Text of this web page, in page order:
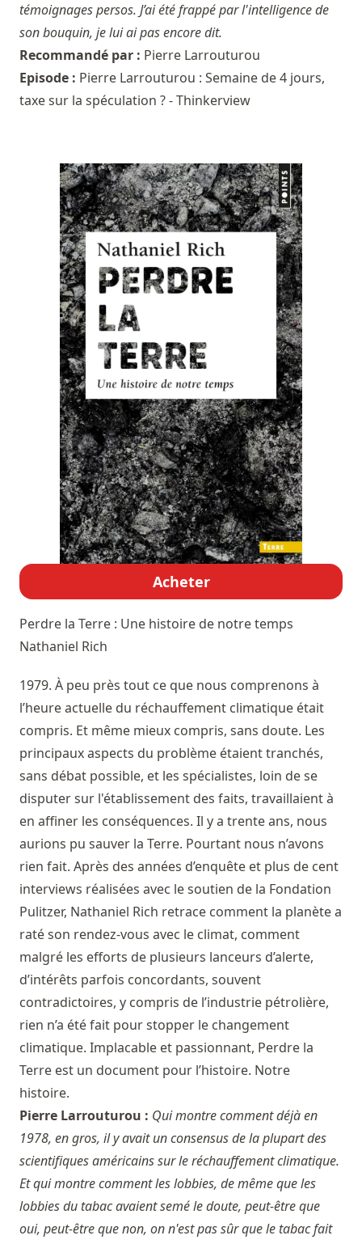
témoignages persos. J’ai été frappé par l'intelligence de
son bouquin, je lui ai pas encore dit.
Recommandé par : Pierre Larrouturou
Episode : Pierre Larrouturou : Semaine de 4 jours,
taxe sur la spéculation ? - Thinkerview
Acheter
Perdre la Terre : Une histoire de notre temps
Nathaniel Rich
1979. À peu près tout ce que nous comprenons à
l’heure actuelle du réchauffement climatique était
compris. Et même mieux compris, sans doute. Les
principaux aspects du problème étaient tranchés,
sans débat possible, et les spécialistes, loin de se
disputer sur l'établissement des faits, travaillaient à
en affiner les conséquences. Il y a trente ans, nous
aurions pu sauver la Terre. Pourtant nous n’avons
rien fait. Après des années d’enquête et plus de cent
interviews réalisées avec le soutien de la Fondation
Pulitzer, Nathaniel Rich retrace comment la planète a
raté son rendez-vous avec le climat, comment
malgré les efforts de plusieurs lanceurs d’alerte,
d’intérêts parfois concordants, souvent
contradictoires, y compris de l’industrie pétrolière,
rien n’a été fait pour stopper le changement
climatique. Implacable et passionnant, Perdre la
Terre est un document pour l’histoire. Notre
histoire.
Pierre Larrouturou : Qui montre comment déjà en
1978, en gros, il y avait un consensus de la plupart des
scientifiques américains sur le réchauffement climatique.
Et qui montre comment les lobbies, de même que les
lobbies du tabac avaient semé le doute, peut-être que
oui, peut-être que non, on n'est pas sûr que le tabac fait